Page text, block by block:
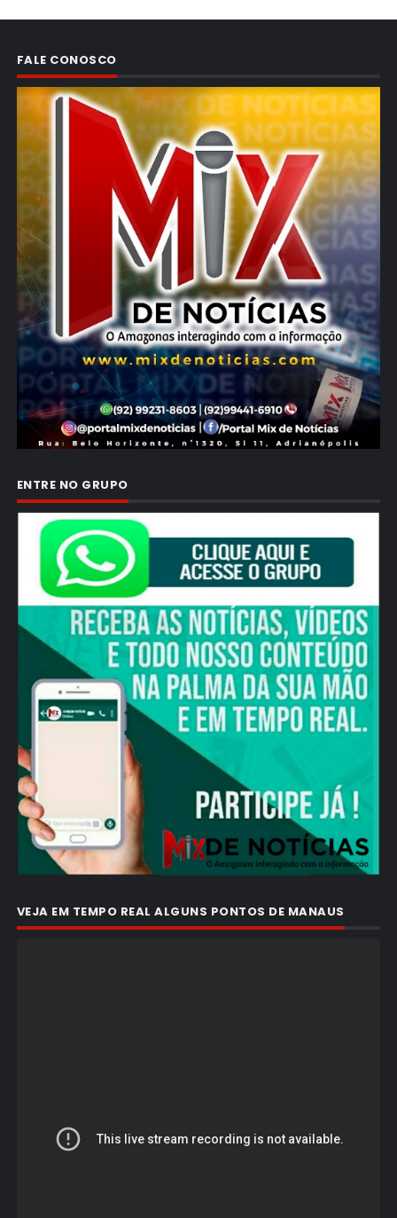
FALE CONOSCO
ENTRE NO GRUPO
VEJA EM TEMPO REAL ALGUNS PONTOS DE MANAUS